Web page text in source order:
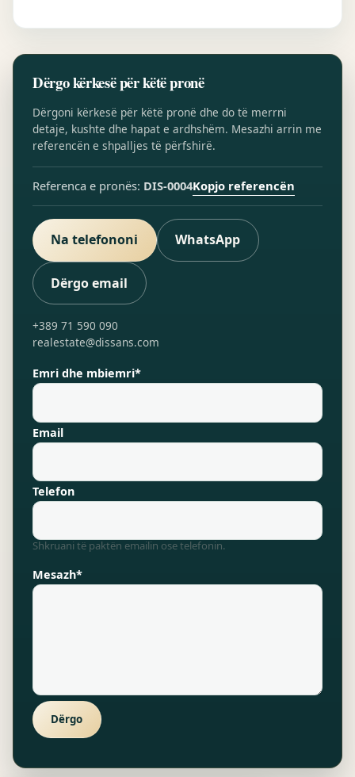
Dërgo kërkesë për këtë pronë
Dërgoni kërkesë për këtë pronë dhe do të merrni
detaje, kushte dhe hapat e ardhshëm. Mesazhi arrin me
referencën e shpalljes të përfshirë.
Referenca e pronës: DIS-0004Kopjo referencën
Na telefononi WhatsApp
Dërgo email
+389 71 590 090
realestate@dissans.com
Emri dhe mbiemri*
Email
Telefon
Shkruani të paktën emailin ose telefonin.
Mesazh*
Dërgo